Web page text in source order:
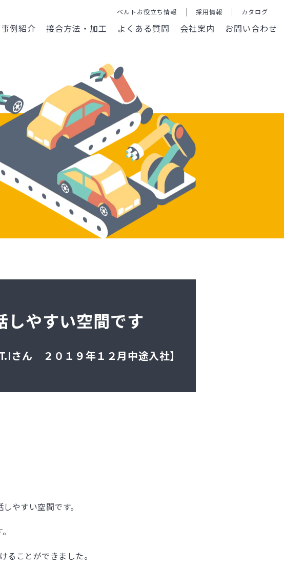
事例紹介 接合方法・加工 よくある質問 会社案内 お問い合わせ
ベルトお役立ち情報 採用情報 カタログ
しやすい空間です
T.Iさん ２０１９年１２月中途入社】
やすい空間です。
ことができました。